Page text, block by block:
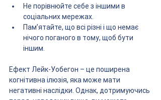
Не порівнюйте себе з іншими в
соціальних мережах.
Пам’ятайте, що всі різні і що немає
нічого поганого в тому, щоб бути
іншим.
Ефект Лейк-Уобегон – це поширена
когнітивна ілюзія, яка може мати
негативні наслідки. Однак, дотримуючись